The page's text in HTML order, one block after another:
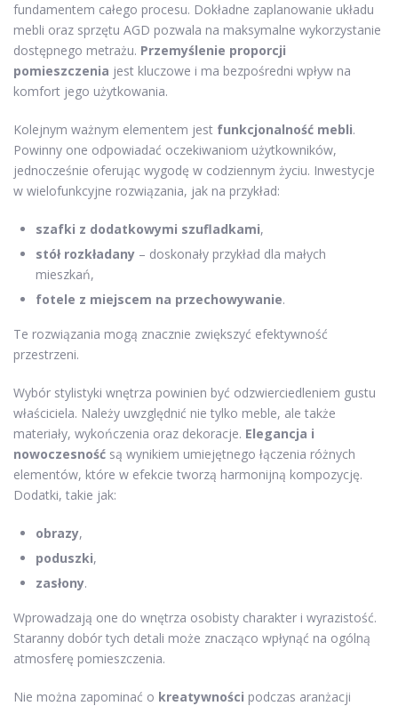
fundamentem całego procesu. Dokładne zaplanowanie układu
mebli oraz sprzętu AGD pozwala na maksymalne wykorzystanie
dostępnego metrażu. Przemyślenie proporcji
pomieszczenia jest kluczowe i ma bezpośredni wpływ na
komfort jego użytkowania.
Kolejnym ważnym elementem jest funkcjonalność mebli.
Powinny one odpowiadać oczekiwaniom użytkowników,
jednocześnie oferując wygodę w codziennym życiu. Inwestycje
w wielofunkcyjne rozwiązania, jak na przykład:
szafki z dodatkowymi szufladkami,
stół rozkładany – doskonały przykład dla małych
mieszkań,
fotele z miejscem na przechowywanie.
Te rozwiązania mogą znacznie zwiększyć efektywność
przestrzeni.
Wybór stylistyki wnętrza powinien być odzwierciedleniem gustu
właściciela. Należy uwzględnić nie tylko meble, ale także
materiały, wykończenia oraz dekoracje. Elegancja i
nowoczesność są wynikiem umiejętnego łączenia różnych
elementów, które w efekcie tworzą harmonijną kompozycję.
Dodatki, takie jak:
obrazy,
poduszki,
zasłony.
Wprowadzają one do wnętrza osobisty charakter i wyrazistość.
Staranny dobór tych detali może znacząco wpłynąć na ogólną
atmosferę pomieszczenia.
Nie można zapominać o kreatywności podczas aranżacji